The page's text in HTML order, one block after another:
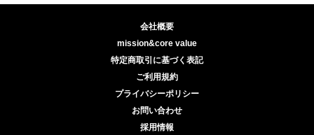
会社概要
mission&core value
特定商取引に基づく表記
ご利用規約
プライバシーポリシー
お問い合わせ
採用情報